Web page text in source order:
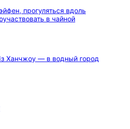
прогуляться вдоль
в чайной